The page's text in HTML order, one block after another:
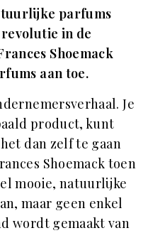
parfums
in de
Shoemack
aan toe.
Je
product, kunt
dan zelf te gaan
Shoemack toen
mooie, natuurlijke
maar geen enkel
wordt gemaakt van